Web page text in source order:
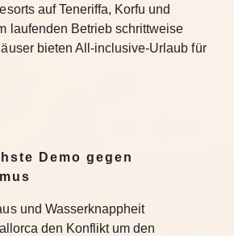
auf Teneriffa, Korfu und
laufenden Betrieb schrittweise
bieten All-inclusive-Urlaub für
Demo gegen
und Wasserknappheit
den Konflikt um den